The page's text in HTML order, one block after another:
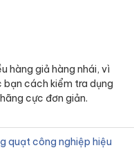
hàng giả hàng nhái, vì
cách kiểm tra dụng
cực đơn giản.
quạt công nghiệp hiệu